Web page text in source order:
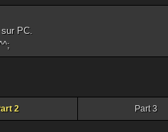
PC.
2 Part 3